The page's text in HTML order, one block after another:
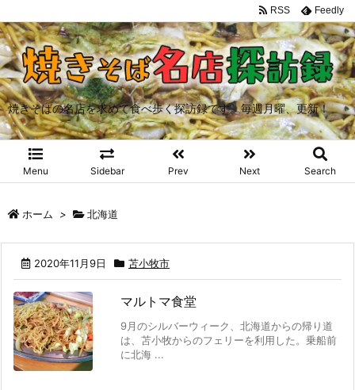
焼きそばの名店を求めて食べ歩く探訪録です。毎週月曜、更新！
Menu Sidebar Prev Next Search
RSS Feedly
ホーム > 北海道
2020年11月9日 苫小牧市
マルトマ食堂
9月のシルバーウィーク、北海道からの帰り道
は、苫小牧からのフェリーを利用した。乗船前
に北海 ...